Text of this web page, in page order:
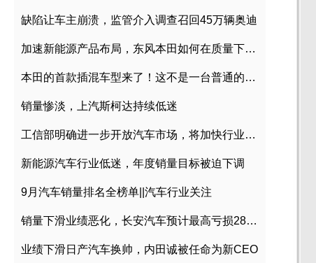
缺陷让车主崩溃，监管介入调查召回45万辆奥迪
加速新能源产品布局，东风本田如何在质量下转型？
本田的首款插混车型来了！这不是一台普通的CR-V
销量惨淡，上汽斯柯达持续低迷
工信部明确进一步开放汽车市场，将加快行业兼并重组
新能源汽车行业低迷，年度销量目标被迫下调
9月汽车销量排名全榜单||汽车行业关注
销量下滑业绩恶化，长安汽车预计最高亏损28亿元
业绩下滑日产汽车换帅，内田诚被任命为新CEO